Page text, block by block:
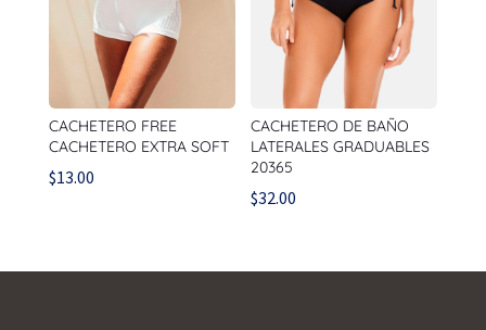
CACHETERO FREE
CACHETERO EXTRA SOFT
$13.00
CACHETERO DE BAÑO
LATERALES GRADUABLES
20365
$32.00